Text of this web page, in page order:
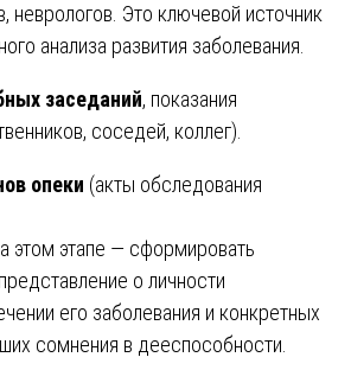
неврологов. Это ключевой источник
анализа развития заболевания.
заседаний, показания
соседей, коллег).
опеки (акты обследования
этом этапе — сформировать
о личности
его заболевания и конкретных
сомнения в дееспособности.